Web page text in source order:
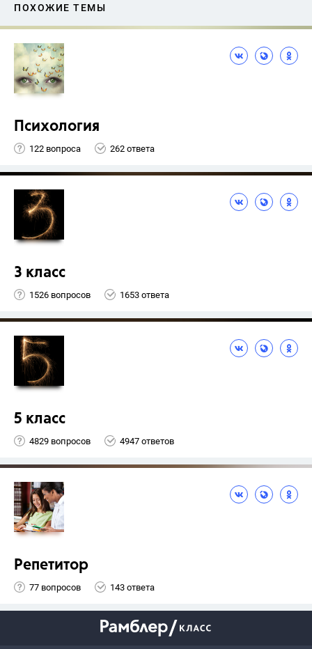
ПОХОЖИЕ ТЕМЫ
Психология
122 вопроса 262 ответа
3 класс
1526 вопросов 1653 ответа
5 класс
4829 вопросов 4947 ответов
Репетитор
77 вопросов 143 ответа